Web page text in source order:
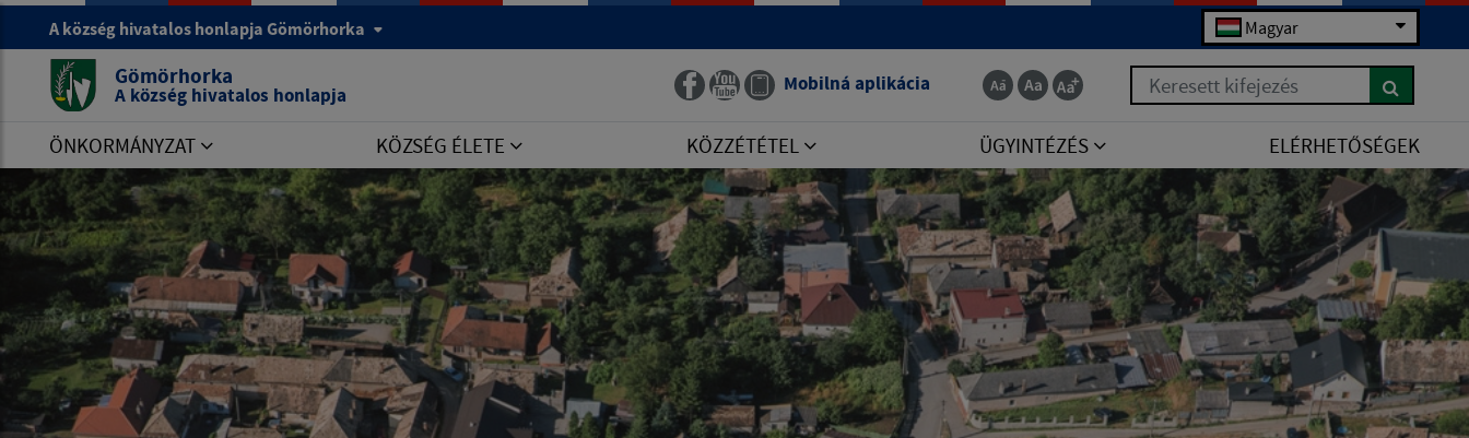
A község hivatalos honlapja Gömörhorka Magyar
Gömörhorka
A község hivatalos honlapja Mobilná aplikácia Keresett kifejezés
ÖNKORMÁNYZAT KÖZSÉG ÉLETE KÖZZÉTÉTEL ÜGYINTÉZÉS ELÉRHETŐSÉGEK